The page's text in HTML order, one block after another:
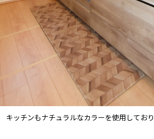
キッチンもナチュラルなカラーを使用しており